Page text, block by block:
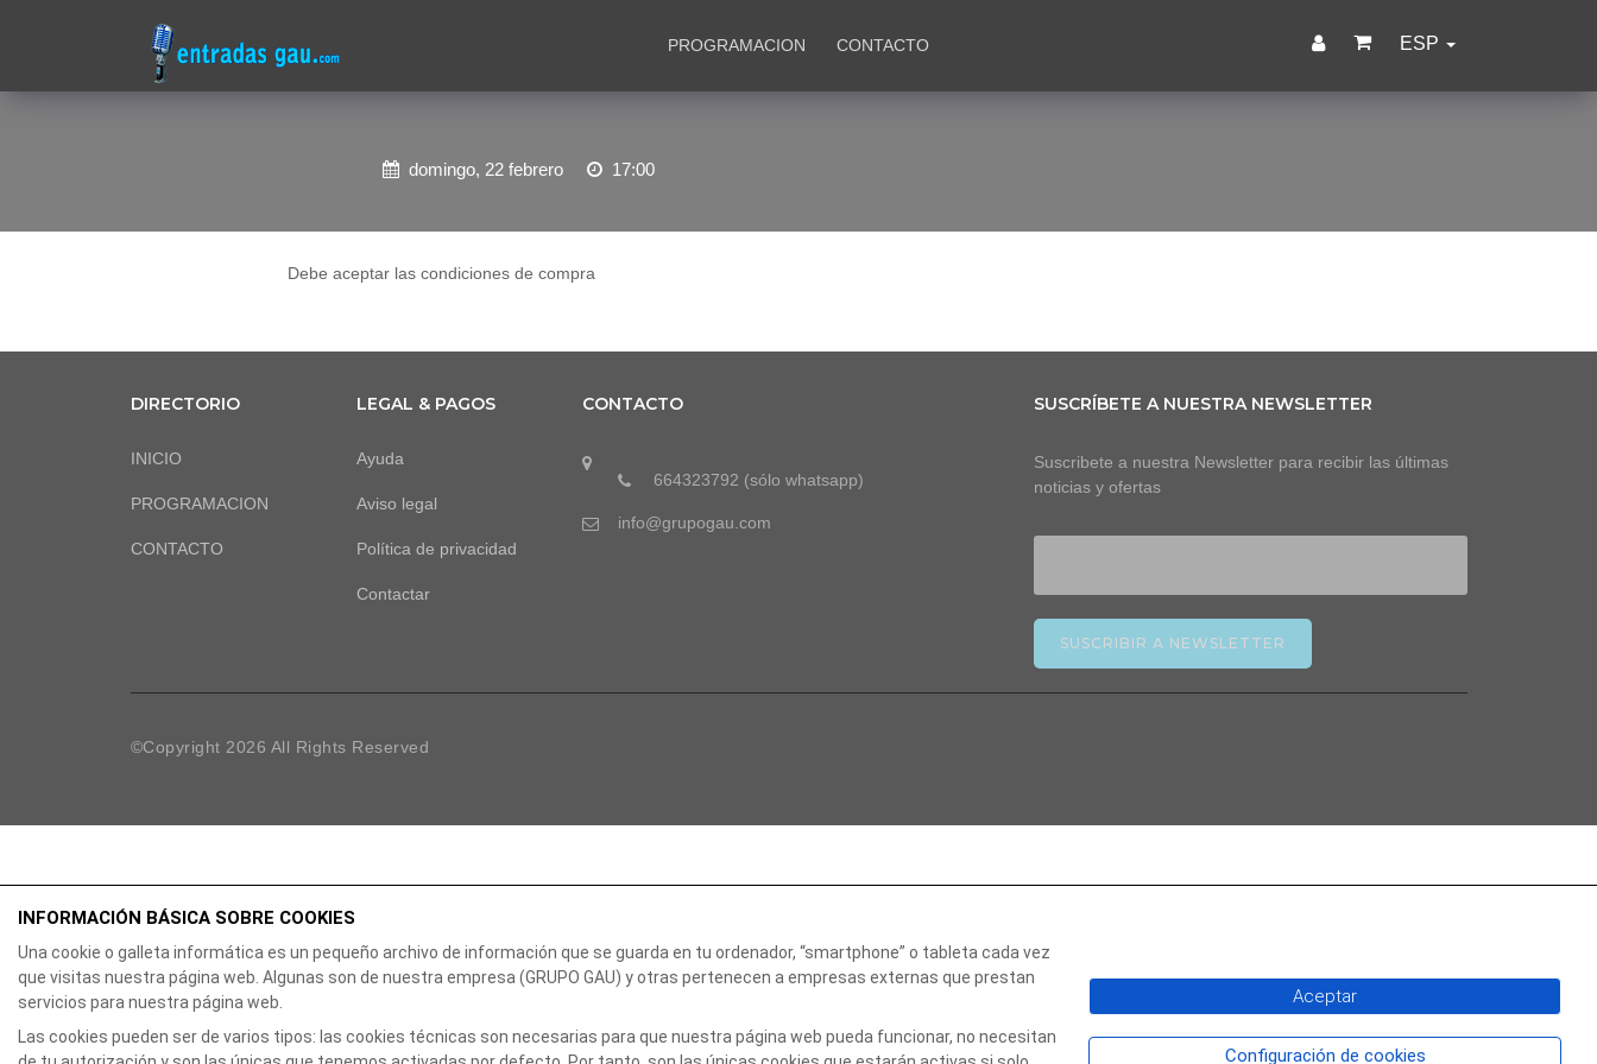
PROGRAMACION CONTACTO ESP
domingo, 22 febrero 17:00
Debe aceptar las condiciones de compra
DIRECTORIO
INICIO
PROGRAMACION
CONTACTO
LEGAL & PAGOS
Ayuda
Aviso legal
Política de privacidad
Contactar
CONTACTO
664323792 (sólo whatsapp)
info@grupogau.com
SUSCRÍBETE A NUESTRA NEWSLETTER
Suscribete a nuestra Newsletter para recibir las últimas
noticias y ofertas
SUSCRIBIR A NEWSLETTER
©Copyright 2026 All Rights Reserved
INFORMACIÓN BÁSICA SOBRE COOKIES
Una cookie o galleta informática es un pequeño archivo de información que se guarda en tu ordenador, “smartphone” o tableta cada vez
que visitas nuestra página web. Algunas son de nuestra empresa (GRUPO GAU) y otras pertenecen a empresas externas que prestan
servicios para nuestra página web.
Las cookies pueden ser de varios tipos: las cookies técnicas son necesarias para que nuestra página web pueda funcionar, no necesitan
Aceptar
Configuración de cookies